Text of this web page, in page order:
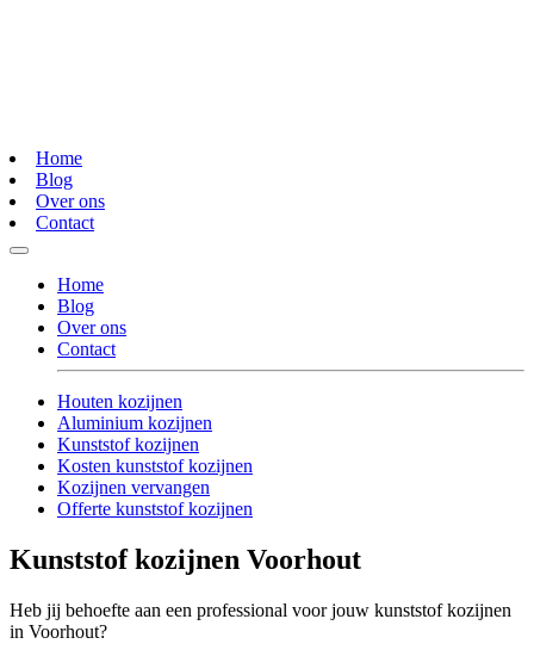
Home
Blog
Over ons
Contact
Home
Blog
Over ons
Contact
Houten kozijnen
Aluminium kozijnen
Kunststof kozijnen
Kosten kunststof kozijnen
Kozijnen vervangen
Offerte kunststof kozijnen
Kunststof kozijnen Voorhout
Heb jij behoefte aan een professional voor jouw kunststof kozijnen
in Voorhout?